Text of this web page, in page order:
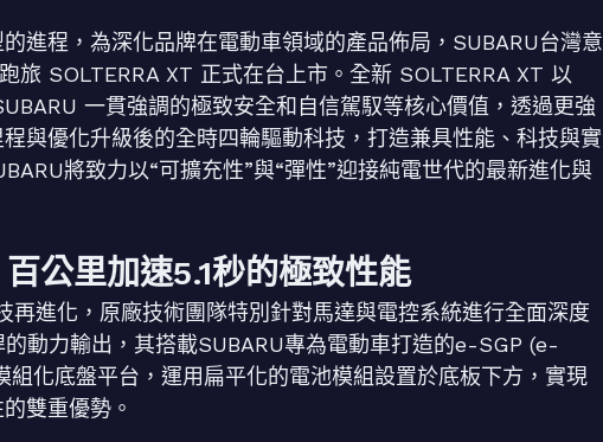
進程，為深化品牌在電動車領域的產品佈局，SUBARU台灣意
旅 SOLTERRA XT 正式在台上市。全新 SOLTERRA XT 以
一貫強調的極致安全和自信駕馭等核心價值，透過更強
與優化升級後的全時四輪驅動科技，打造兼具性能、科技與實
將致力以“可擴充性”與“彈性”迎接純電世代的最新進化與
公里加速5.1秒的極致性能
再進化，原廠技術團隊特別針對馬達與電控系統進行全面深度
動力輸出，其搭載SUBARU專為電動車打造的e-SGP (e-
化底盤平台，運用扁平化的電池模組設置於底板下方，實現
雙重優勢。